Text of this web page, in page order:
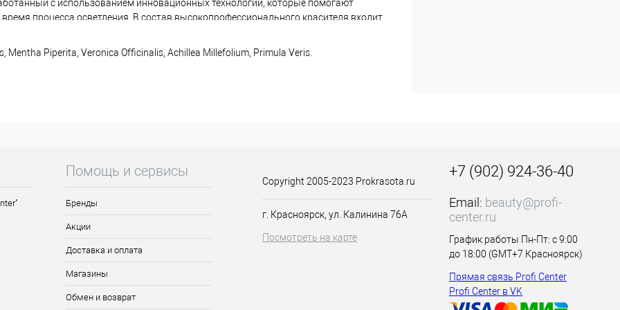
с использованием инновационных технологий, которые помогают
процесса осветления. В состав высокопрофессионального красителя входит
седых волос. Легко смешивается с оксидами NYO, образуя мягкую и
блеск и мягкость
красоты
манжетки, мелиссы, перечной мяты, вероники, тысячелистника и примулы
и окрашивания седых волос
Mentha Piperita, Veronica Officinalis, Achillea Millefolium, Primula Veris.
Помощь и сервисы
Бренды
Акции
Доставка и оплата
Магазины
Обмен и возврат
Copyright 2005-2023 Prokrasota.ru
г. Красноярск, ул. Калинина 76А
Посмотреть на карте
+7 (902) 924-36-40
Email: beauty@profi-
center.ru
График работы Пн-Пт: с 9:00
до 18:00 (GMT+7 Красноярск)
Прямая связь Profi Center
Profi Center в VK